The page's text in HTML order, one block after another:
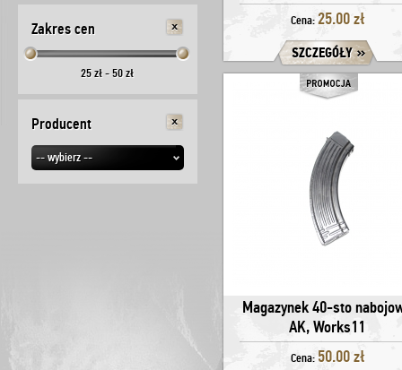
Zakres cen
25zł -50zł
Producent
-- wybierz --
Cena:25.00 zł
SZCZEGÓŁY
Magazynek 40-sto
AK, Works11
Cena: 50.00 zł